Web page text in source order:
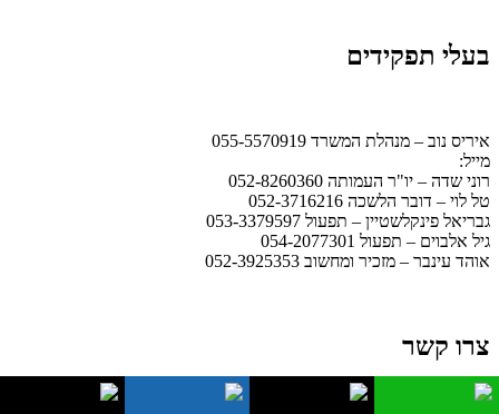
בעלי תפקידים
איריס נוב – מנהלת המשרד 055-5570919
מייל:
רוני שדה – יו"ר העמותה 052-8260360
טל לוי – דובר הלשכה 052-3716216
גבריאל פינקלשטיין – תפעול 053-3379597
גיל אלבוים – תפעול 054-2077301
אוהד עינבר – מזכיר ומחשוב 052-3925353
צרו קשר
שעות מענה טלפוני במשרד – בימי ראשון 12:00 – 17:00